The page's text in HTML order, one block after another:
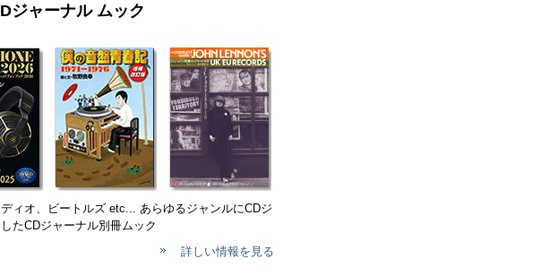
ジャーナル ムック
ィオ、ビートルズ etc... あらゆるジャンルにCDジ
たCDジャーナル別冊ムック
詳しい情報を見る